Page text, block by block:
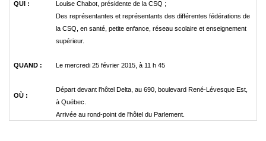
QUI :
Louise Chabot, présidente de la CSQ ;
Des représentantes et représentants des différentes fédérations de
la CSQ, en santé, petite enfance, réseau scolaire et enseignement
supérieur.
QUAND : Le mercredi 25 février 2015, à 11 h 45
OÙ :
Départ devant l'hôtel Delta, au 690, boulevard René-Lévesque Est,
à Québec.
Arrivée au rond-point de l'hôtel du Parlement.